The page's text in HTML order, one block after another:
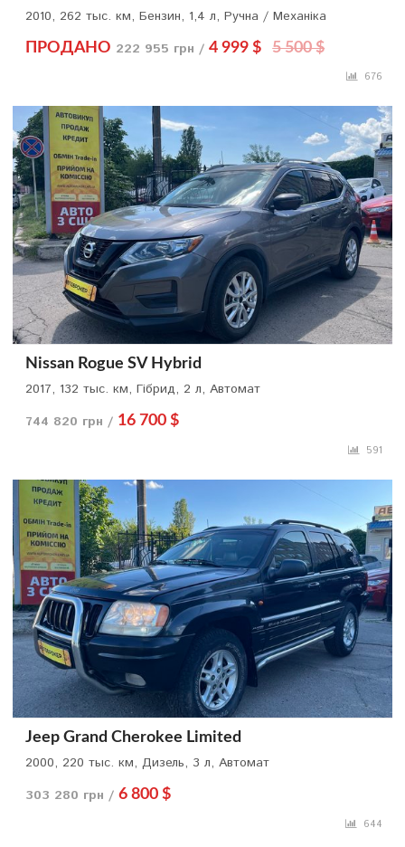
2010, 262 тыс. км, Бензин, 1,4 л, Ручна / Механіка
ПРОДАНО 222 955 грн / 4 999 $ 5 500 $
676
Nissan Rogue SV Hybrid
2017, 132 тыс. км, Гібрид, 2 л, Автомат
744 820 грн / 16 700 $
591
Jeep Grand Cherokee Limited
2000, 220 тыс. км, Дизель, 3 л, Автомат
303 280 грн / 6 800 $
644